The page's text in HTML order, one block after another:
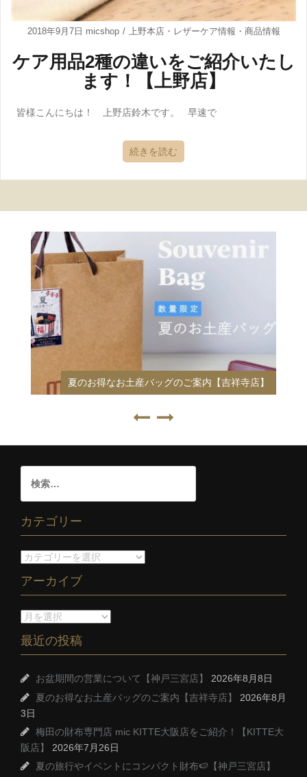
2018年9月7日 micshop 上野本店・ レザーケア情報 ・ 商品情報
ケア用品2種の違いをご紹介いたし
ます！【上野店】
皆様こんにちは！ 上野店鈴木です。 早速で
続きを読む
夏のお得なお土産バッグのご案内【吉祥寺店】
カテゴリー
アーカイブ
最近の投稿
お盆期間の営業について【神戸三宮店】
2026年8月8日
夏のお得なお土産バッグのご案内【吉祥寺店】
2026年8月
3日
梅田の財布専門店 mic KITTE大阪店をご紹介！【KITTE大
阪店】
2026年7月26日
夏の旅行やイベントにコンパクト財布🍉【神戸三宮店】